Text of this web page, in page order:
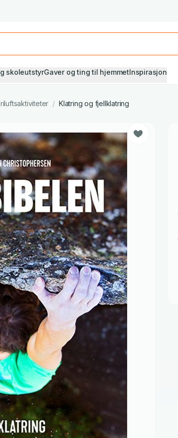
skoleutstyrGaver og ting til hjemmetInspirasjon
/ Klatring og fjellklatring